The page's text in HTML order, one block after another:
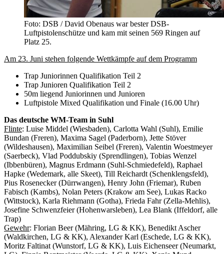
Foto: DSB / David Obenaus war bester DSB-
Luftpistolenschütze und kam mit seinen 569 Ringen auf
Platz 25.
Am 23. Juni stehen folgende Wettkämpfe auf dem Programm
Trap Juniorinnen Qualifikation Teil 2
Trap Junioren Qualifikation Teil 2
50m liegend Juniorinnen und Junioren
Luftpistole Mixed Qualifikation und Finale (16.00 Uhr)
Das deutsche WM-Team in Suhl
Flinte: Luise Middel (Wiesbaden), Carlotta Wahl (Suhl), Emilie
Bundan (Freren), Maxima Sagel (Paderborn), Jette Stöver
(Wildeshausen), Maximilian Seibel (Freren), Valentin Woestmeyer
(Saerbeck), Vlad Poddubskiy (Sprendlingen), Tobias Wenzel
(Ibbenbüren), Magnus Erdmann (Suhl-Schmiedefeld), Raphael
Hapke (Wedemark, alle Skeet), Till Reichardt (Schenklengsfeld),
Pius Rosenecker (Dürrwangen), Henry John (Friemar), Ruben
Fabisch (Kambs), Nolan Peters (Krakow am See), Lukas Racko
(Wittstock), Karla Riehmann (Gotha), Frieda Fahr (Zella-Mehlis),
Josefine Schwenzfeier (Hohenwarsleben), Lea Blank (Iffeldorf, alle
Trap)
Gewehr: Florian Beer (Mähring, LG & KK), Benedikt Ascher
(Waldkirchen, LG & KK), Alexander Karl (Eschede, LG & KK),
Moritz Faltinat (Wunstorf, LG & KK), Luis Eichenseer (Neumarkt,